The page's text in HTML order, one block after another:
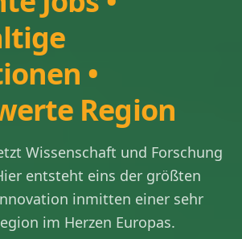
•
Region
Wissenschaft und Forschung
entsteht eins der größten
inmitten einer sehr
im Herzen Europas.